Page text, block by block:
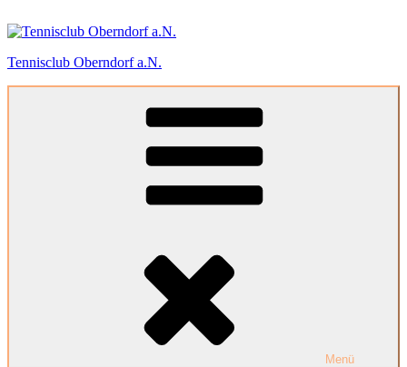
Inhalt
Tennisclub Oberndorf a.N.
Menü